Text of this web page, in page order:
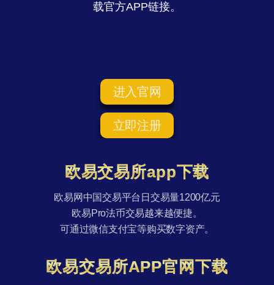
载官方APP链接。
进入官网
立即注册
欧易交易所app下载
欧易网中国交易平台日交易量1200亿元
欧易Pro法币交易越来越便捷。
可通过微信支付宝等购买数字资产。
欧易交易所APP官网下载